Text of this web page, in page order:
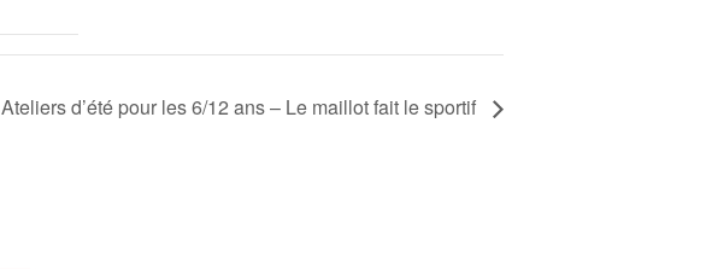
Ateliers d’été pour les 6/12 ans – Le maillot fait le sportif